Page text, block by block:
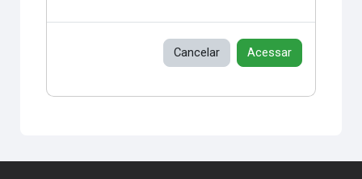
Cancelar Acessar